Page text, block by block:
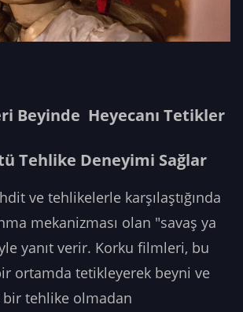
Beyinde Heyecanı Tetikler
Tehlike Deneyimi Sağlar
ve tehlikelerle karşılaştığında
mekanizması olan "savaş ya
yanıt verir. Korku filmleri, bu
ortamda tetikleyerek beyni ve
tehlike olmadan